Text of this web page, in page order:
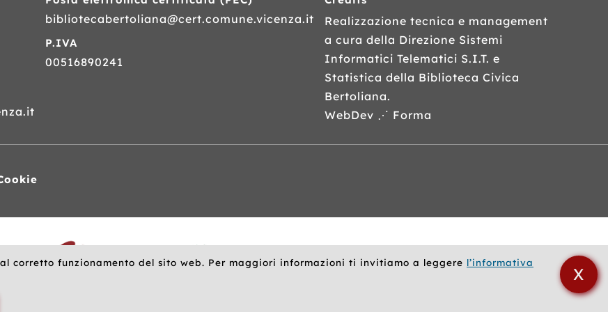
corretto funzionamento del sito web. Per maggiori informazioni ti invitiamo a leggere l’informativa
X
bibliotecabertoliana@cert.comune.vicenza.it
P.IVA
00516890241
Realizzazione tecnica e management
a cura della Direzione Sistemi
Informatici Telematici S.I.T. e
Statistica della Biblioteca Civica
Bertoliana.
WebDev ⋰ Forma